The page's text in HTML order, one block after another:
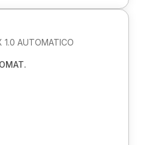
1.0 AUTOMATICO